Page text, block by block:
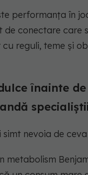
performanța în
de conectare care
reguli, teme și
înainte
simt nevoia de
metabolism